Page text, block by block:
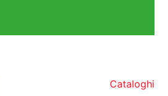
Cataloghi